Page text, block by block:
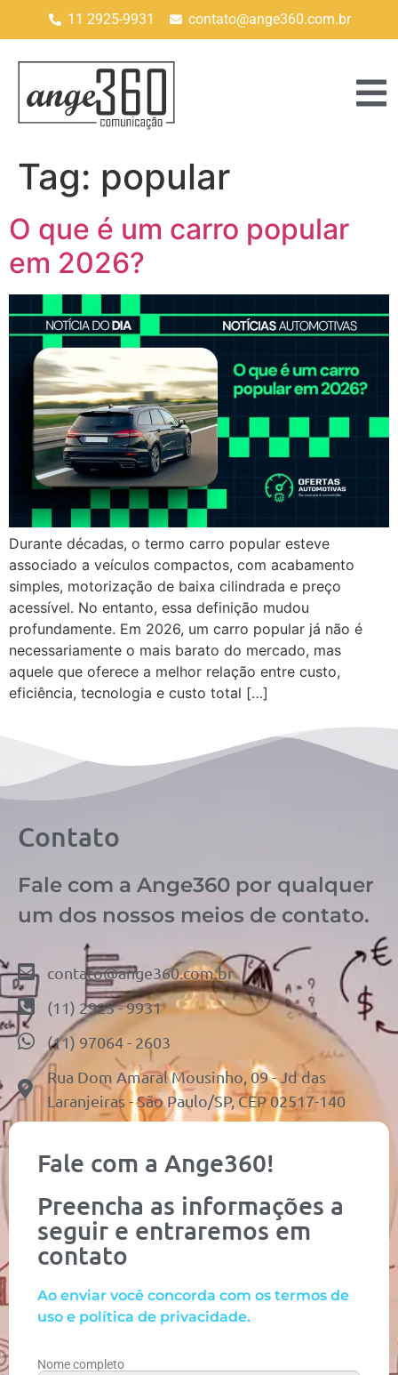
11 2925-9931 contato@ange360.com.br
Tag: popular
O que é um carro popular
em 2026?
Durante décadas, o termo carro popular esteve
associado a veículos compactos, com acabamento
simples, motorização de baixa cilindrada e preço
acessível. No entanto, essa definição mudou
profundamente. Em 2026, um carro popular já não é
necessariamente o mais barato do mercado, mas
aquele que oferece a melhor relação entre custo,
eficiência, tecnologia e custo total […]
Contato
Fale com a Ange360 por qualquer
um dos nossos meios de contato.
contato@ange360.com.br
(11) 2925 - 9931
(11) 97064 - 2603
Rua Dom Amaral Mousinho, 09 - Jd das
Laranjeiras - São Paulo/SP, CEP 02517-140
Fale com a Ange360!
Preencha as informações a
seguir e entraremos em
contato
Ao enviar você concorda com os termos de
uso e política de privacidade.
Nome completo